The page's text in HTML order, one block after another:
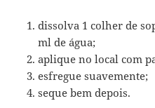
dissolva 1 colher de
ml de água;
aplique no local com
esfregue suavemente;
seque bem depois.